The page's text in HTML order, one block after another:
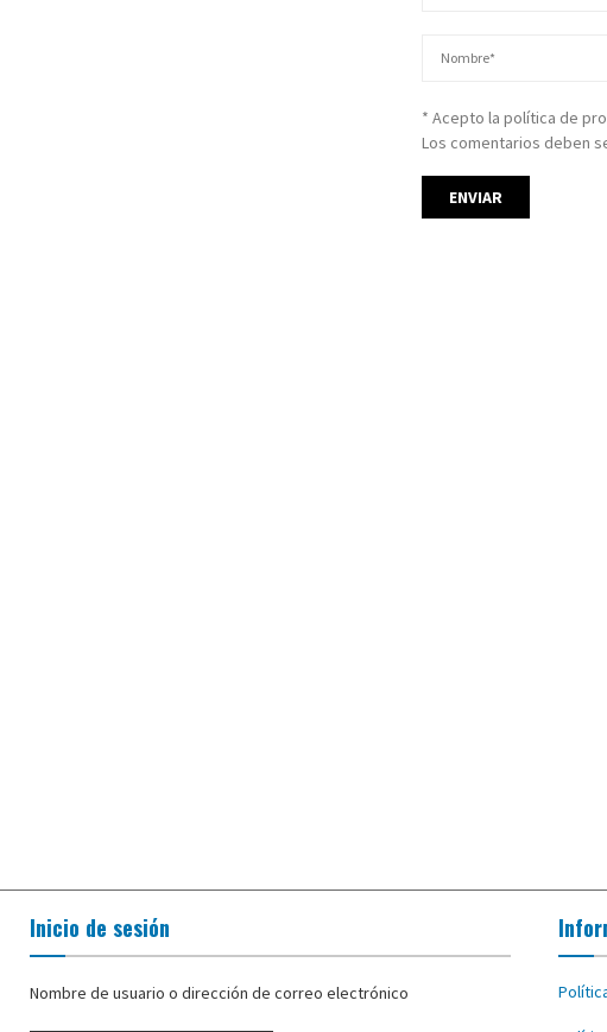
* Acepto la política de
Los comentarios deben
Inicio de sesión
Nombre de usuario o dirección de correo electrónico